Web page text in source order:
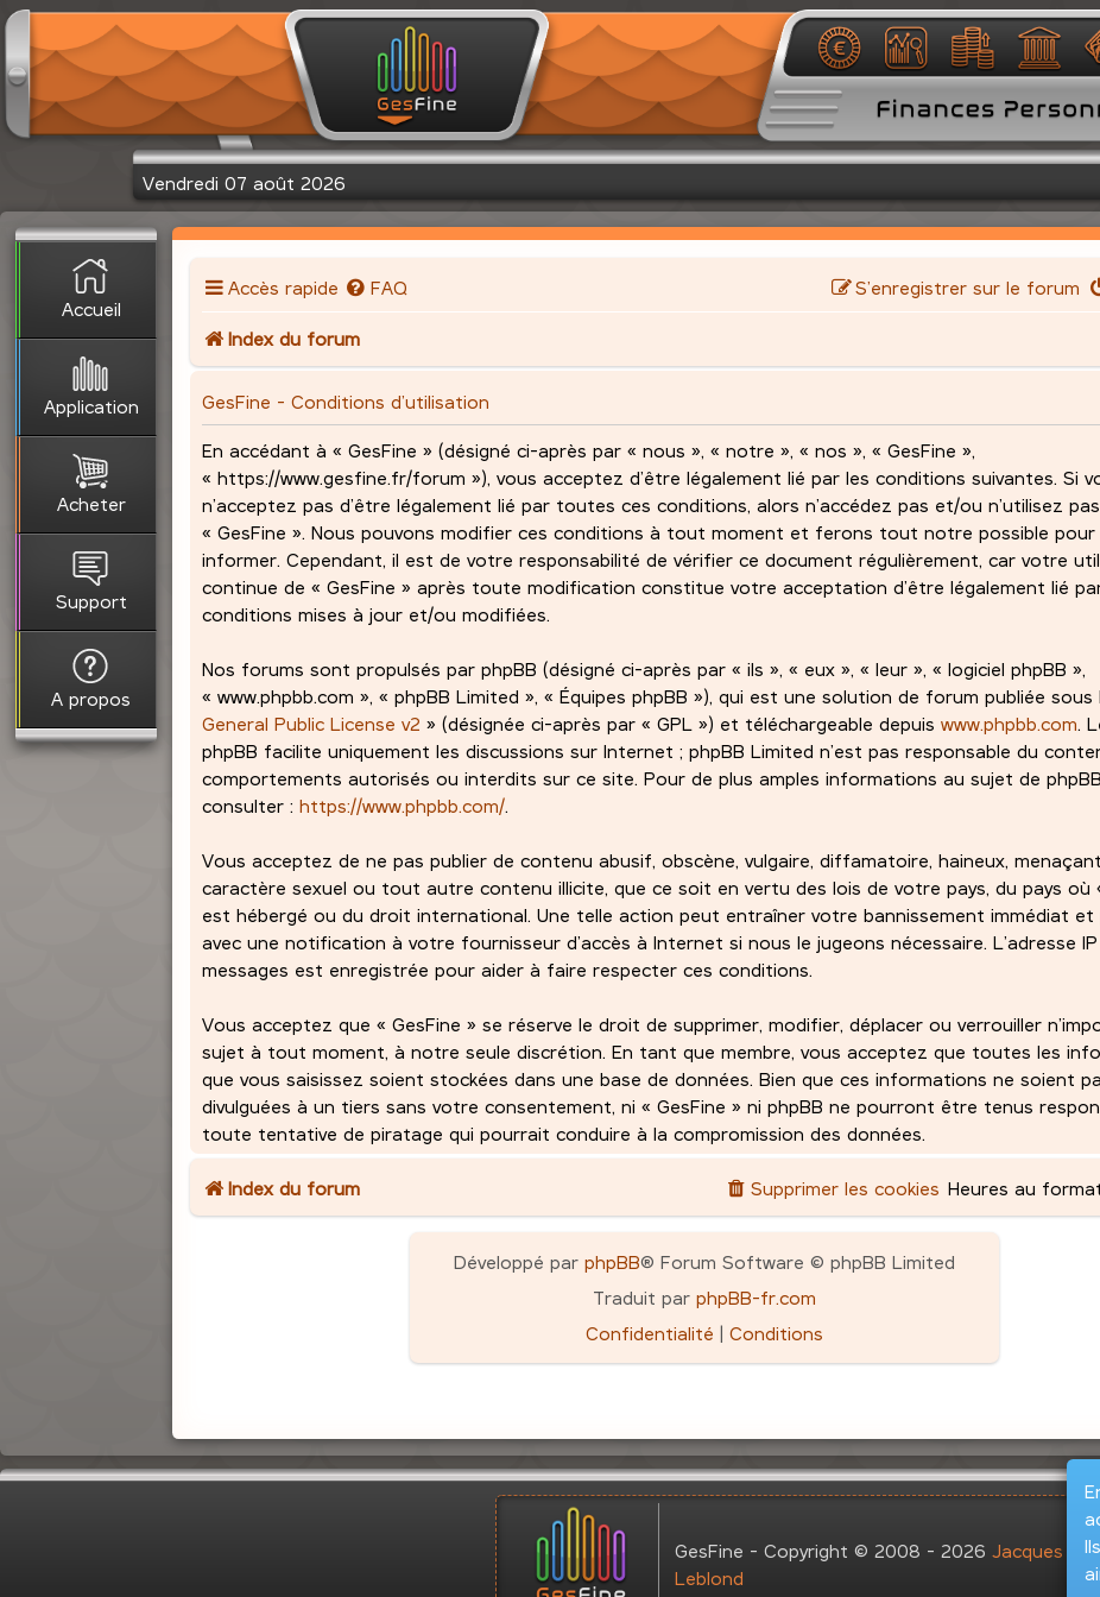
Vendredi 07 août 2026
Accueil
Application
Acheter
Support
A propos
Accès rapide FAQ S’enregistrer sur le forum
Index du forum
GesFine - Conditions d’utilisation
En accédant à « GesFine » (désigné ci-après par « nous », « notre », « nos », « GesFine »,
« https://www.gesfine.fr/forum »), vous acceptez d’être légalement lié par les conditions suivantes. Si
n’acceptez pas d’être légalement lié par toutes ces conditions, alors n’accédez pas et/ou n’utilisez pas
« GesFine ». Nous pouvons modifier ces conditions à tout moment et ferons tout notre possible pour
informer. Cependant, il est de votre responsabilité de vérifier ce document régulièrement, car votre
continue de « GesFine » après toute modification constitue votre acceptation d’être légalement lié
conditions mises à jour et/ou modifiées.
Nos forums sont propulsés par phpBB (désigné ci-après par « ils », « eux », « leur », « logiciel phpBB »,
« www.phpbb.com », « phpBB Limited », « Équipes phpBB »), qui est une solution de forum publiée
General Public License v2 » (désignée ci-après par « GPL ») et téléchargeable depuiswww.phpbb.com.
phpBB facilite uniquement les discussions sur Internet ; phpBB Limited n’est pas responsable du
comportements autorisés ou interdits sur ce site. Pour de plus amples informations au sujet de
consulter :https://www.phpbb.com/.
Vous acceptez de ne pas publier de contenu abusif, obscène, vulgaire, diffamatoire, haineux,
caractère sexuel ou tout autre contenu illicite, que ce soit en vertu des lois de votre pays, du pays où
est hébergé ou du droit international. Une telle action peut entraîner votre bannissement immédiat et
avec une notification à votre fournisseur d’accès à Internet si nous le jugeons nécessaire. L’adresse
messages est enregistrée pour aider à faire respecter ces conditions.
Vous acceptez que « GesFine » se réserve le droit de supprimer, modifier, déplacer ou verrouiller
sujet à tout moment, à notre seule discrétion. En tant que membre, vous acceptez que toutes les
que vous saisissez soient stockées dans une base de données. Bien que ces informations ne soient
divulguées à un tiers sans votre consentement, ni « GesFine » ni phpBB ne pourront être tenus
toute tentative de piratage qui pourrait conduire à la compromission des données.
Index du forum Heures au
Supprimer les cookies
Développé par phpBB® Forum Software © phpBB Limited
Traduit par phpBB-fr.com
Confidentialité | Conditions
GesFine - Copyright © 2008 - 2026Jacques
Leblond